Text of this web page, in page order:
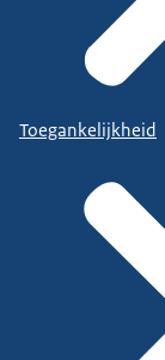
Toegankelijkheid